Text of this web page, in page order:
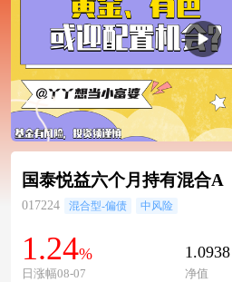
国泰悦益六个月持有混合A
017224 混合型-偏债 中风险
1.24%
日涨幅08-07
1.0938
净值